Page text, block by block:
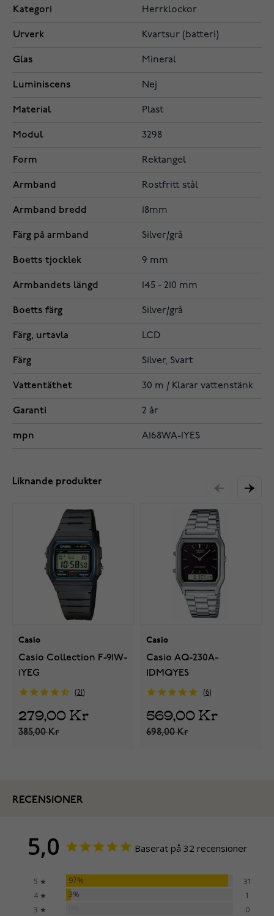
Kategori Herrklockor
Urverk Kvartsur (batteri)
Glas Mineral
Luminiscens Nej
Material Plast
Modul 3298
Form Rektangel
Armband Rostfritt stål
Armband bredd 18mm
Färg på armband Silver/grå
Boetts tjocklek 9 mm
Armbandets längd 145 - 210 mm
Boetts färg Silver/grå
Färg, urtavla LCD
Färg Silver, Svart
Vattentäthet 30 m / Klarar vattenstänk
Garanti 2 år
mpn A168WA-1YES
Liknande produkter
Casio
Casio Collection F-91W-
1YEG
21
279,00 Kr
385,00 Kr
Casio
Casio AQ-230A-
1DMQYES
6
569,00 Kr
698,00 Kr
RECENSIONER
5,0 Baserat på 32 recensioner
5 ★ 97%
31
4 ★
3%
1
3 ★
0